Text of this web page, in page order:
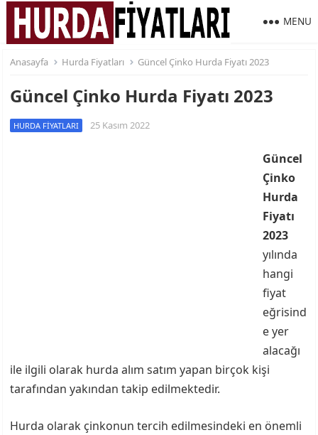
MENU
Anasayfa Hurda Fiyatları Güncel Çinko Hurda Fiyatı 2023
Güncel Çinko Hurda Fiyatı 2023
HURDA FIYATLARI 25 Kasım 2022
Güncel
Çinko
Hurda
Fiyatı
2023
yılında
hangi
fiyat
eğrisind
e yer
alacağı
ile ilgili olarak hurda alım satım yapan birçok kişi
tarafından yakından takip edilmektedir.
Hurda olarak çinkonun tercih edilmesindeki en önemli